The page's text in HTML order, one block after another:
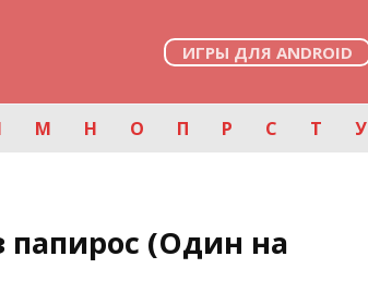
ИГРЫ ДЛЯ ANDROID
М Н О П Р С Т У
(Один на